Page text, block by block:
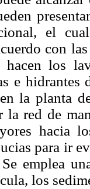
el
con
hacen los
e hidrantes
la planta
la red de
hacia
para ir
emplea
los